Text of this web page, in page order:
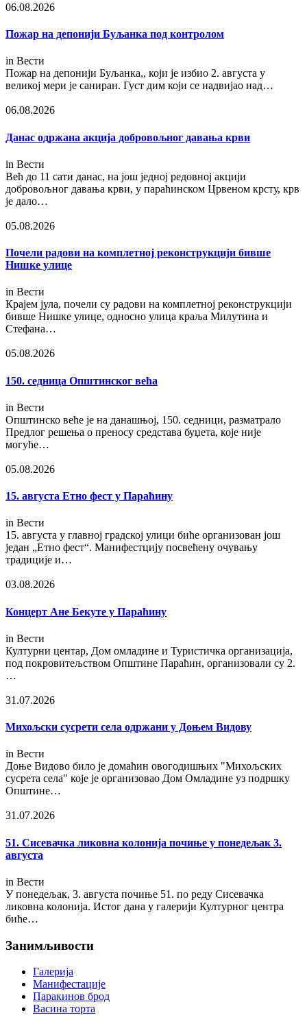
06.08.2026
Пожар на депонији Буљанка под контролом
in Вести
Пожар на депонији Буљанка,, који је избио 2. августа у
великој мери је саниран. Густ дим који се надвијао над…
06.08.2026
Данас одржана акција добровољног давања крви
in Вести
Већ до 11 сати данас, на још једној редовној акцији
добровољног давања крви, у параћинском Црвеном крсту, крв
је дало…
05.08.2026
Почели радови на комплетној реконструкцији бивше
Нишке улице
in Вести
Крајем јула, почели су радови на комплетној реконструкцији
бивше Нишке улице, односно улица краља Милутина и
Стефана…
05.08.2026
150. седница Општинског већа
in Вести
Општинско веће је на данашњој, 150. седници, разматрало
Предлог решења о преносу средстава буџета, које није
могуће…
05.08.2026
15. августа Етно фест у Параћину
in Вести
15. августа у главној градској улици биће организован још
један „Етно фест“. Манифестцију посвећену очувању
традиције и…
03.08.2026
Концерт Ане Бекуте у Параћину
in Вести
Културни центар, Дом омладине и Туристичка организација,
под покровитељством Општине Параћин, организовали су 2.
…
31.07.2026
Михољски сусрети села одржани у Доњем Видову
in Вести
Доње Видово било је домаћин овогодишњих "Михољских
сусрета села" које је организовао Дом Омладине уз подршку
Општине…
31.07.2026
51. Сисевачка ликовна колонија почиње у понедељак 3.
августа
in Вести
У понедељак, 3. августа почиње 51. по реду Сисевачка
ликовна колонија. Истог дана у галерији Културног центра
биће…
Занимљивости
Галерија
Манифестације
Паракинов брод
Васина торта